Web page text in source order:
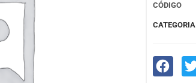
CÓDIGO
CATEGORIA